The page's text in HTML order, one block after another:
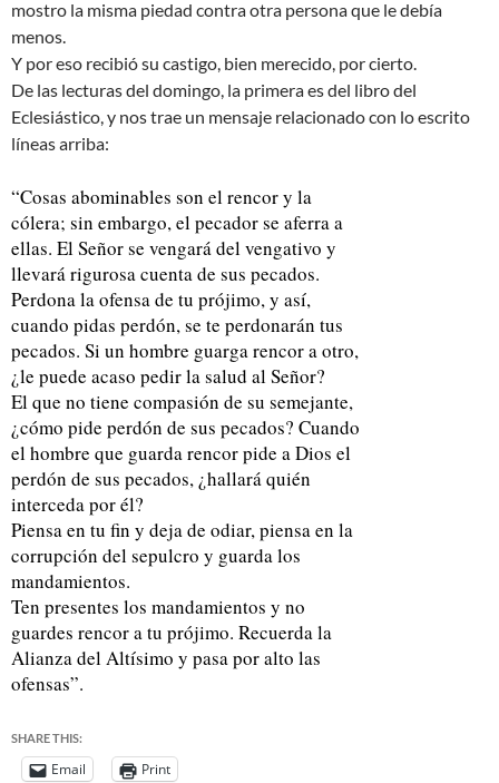
mostro la misma piedad contra otra persona que le debía
menos.
Y por eso recibió su castigo, bien merecido, por cierto.
De las lecturas del domingo, la primera es del libro del
Eclesiástico, y nos trae un mensaje relacionado con lo escrito
líneas arriba:
“Cosas abominables son el rencor y la
cólera; sin embargo, el pecador se aferra a
ellas. El Señor se vengará del vengativo y
llevará rigurosa cuenta de sus pecados.
Perdona la ofensa de tu prójimo, y así,
cuando pidas perdón, se te perdonarán tus
pecados. Si un hombre guarga rencor a otro,
¿le puede acaso pedir la salud al Señor?
El que no tiene compasión de su semejante,
¿cómo pide perdón de sus pecados? Cuando
el hombre que guarda rencor pide a Dios el
perdón de sus pecados, ¿hallará quién
interceda por él?
Piensa en tu fin y deja de odiar, piensa en la
corrupción del sepulcro y guarda los
mandamientos.
Ten presentes los mandamientos y no
guardes rencor a tu prójimo. Recuerda la
Alianza del Altísimo y pasa por alto las
ofensas”.
SHARE THIS:
Email Print